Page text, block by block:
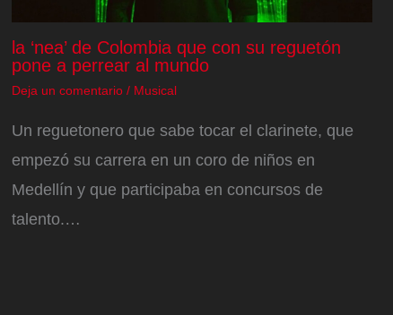
la ‘nea’ de Colombia que con su reguetón
pone a perrear al mundo
Deja un comentario / Musical
Un reguetonero que sabe tocar el clarinete, que
empezó su carrera en un coro de niños en
Medellín y que participaba en concursos de
talento.…